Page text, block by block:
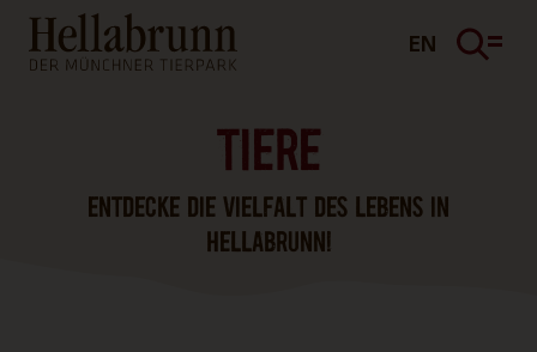
Hauptinhalt
Fußbereich
EN
TIERE
ENTDECKE DIE VIELFALT DES LEBENS IN
HELLABRUNN!